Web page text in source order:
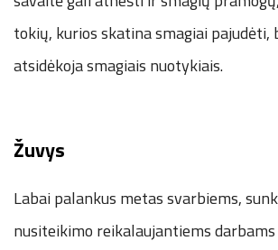
tokių, kurios skatina smagiai pajudėti,
atsidėkoja smagiais nuotykiais.
Žuvys
Labai palankus metas svarbiems,
nusiteikimo reikalaujantiems